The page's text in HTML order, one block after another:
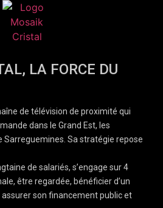
LA FORCE DU
de télévision de proximité qui
dans le Grand Est, les
Sarreguemines. Sa stratégie repose
de salariés, s’engage sur 4
être regardée, bénéficier d’un
son financement public et